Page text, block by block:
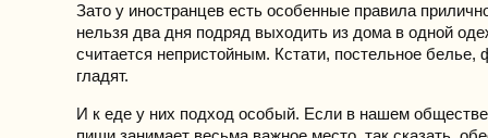
Зато у иностранцев есть особенные правила
нельзя два дня подряд выходить из дома в одной
считается непристойным. Кстати, постельное белье,
гладят.
И к еде у них подход особый. Если в нашем обществе